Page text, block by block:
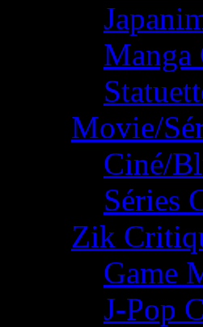
Manga
Movie/
Ciné/
Séries
Zik
Game
J-Pop